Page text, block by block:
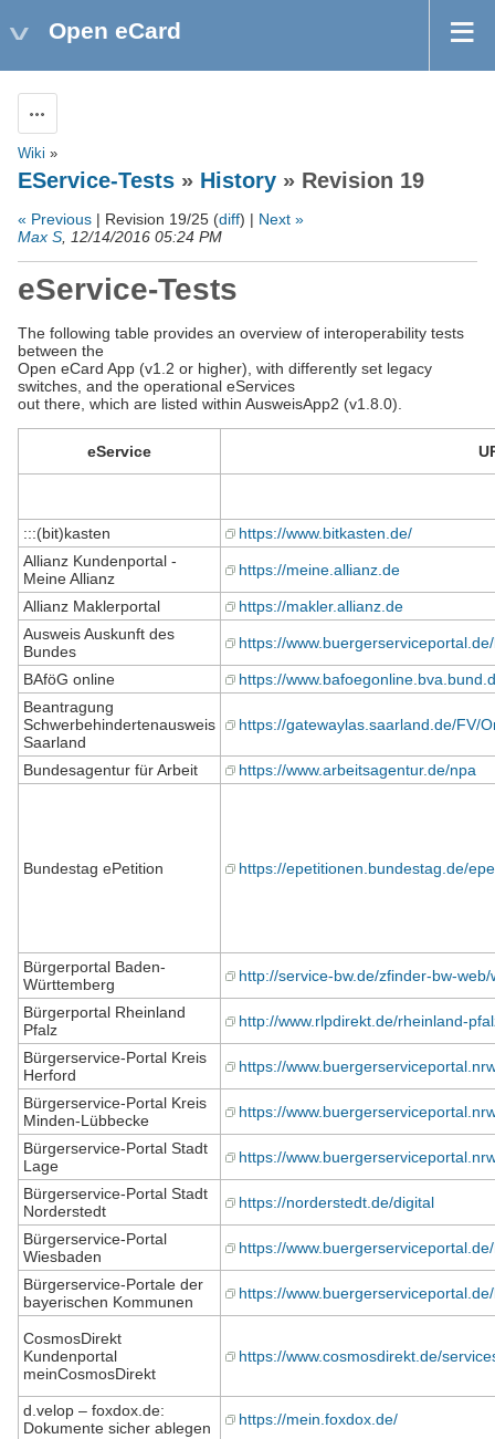
Open eCard
Wiki »
EService-Tests » History » Revision 19
« Previous | Revision 19/25 (diff) | Next »
Max S, 12/14/2016 05:24 PM
eService-Tests
The following table provides an overview of interoperability tests
between the
Open eCard App (v1.2 or higher), with differently set legacy
switches, and the operational eServices
out there, which are listed within AusweisApp2 (v1.8.0).
eService
:::(bit)kasten
https://www.bitkasten.de/
Allianz Kundenportal -
Meine Allianz
https://meine.allianz.de
Allianz Maklerportal
https://makler.allianz.de
Ausweis Auskunft des
Bundes
https://
BAföG online
https://
Beantragung
Schwerbehindertenausweis
Saarland
https://gatewaylas.saarland.de/FV/
Bundesagentur für Arbeit https://www.arbeitsagentur.de/npa
Bundestag ePetition https://epetitionen.bundestag.de/
Bürgerportal Baden-
Württemberg
http://service-bw.de/zfinder-bw-
Bürgerportal Rheinland
Pfalz
http://www.rlpdirekt.de/rheinland-
Bürgerservice-Portal Kreis
Herford
https://
Bürgerservice-Portal Kreis
Minden-Lübbecke
https://
Bürgerservice-Portal Stadt
Lage
https://
Bürgerservice-Portal Stadt
Norderstedt
https://norderstedt.de/digital
Bürgerservice-Portal
Wiesbaden
https://
Bürgerservice-Portale der
bayerischen Kommunen
https://
CosmosDirekt
Kundenportal
meinCosmosDirekt
https://www.cosmosdirekt.de/
d.velop – foxdox.de:
Dokumente sicher ablegen
https://mein.foxdox.de/